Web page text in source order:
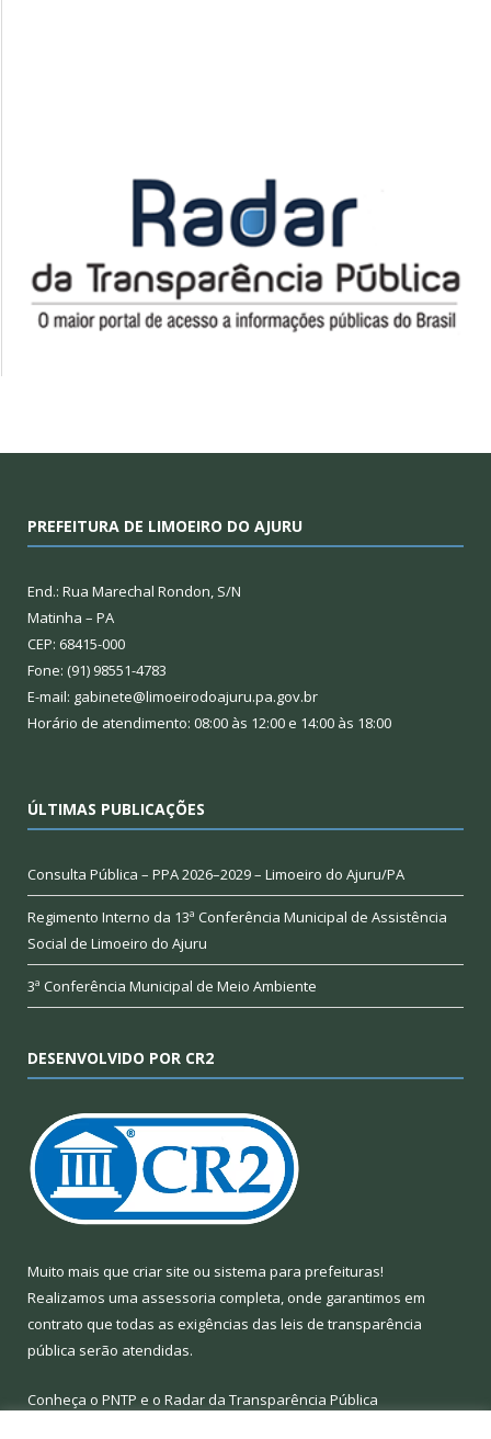
PREFEITURA DE LIMOEIRO DO AJURU
End.: Rua Marechal Rondon, S/N
Matinha – PA
CEP: 68415-000
Fone: (91) 98551-4783
E-mail: gabinete@limoeirodoajuru.pa.gov.br
Horário de atendimento: 08:00 às 12:00 e 14:00 às 18:00
ÚLTIMAS PUBLICAÇÕES
Consulta Pública – PPA 2026–2029 – Limoeiro do Ajuru/PA
Regimento Interno da 13ª Conferência Municipal de Assistência
Social de Limoeiro do Ajuru
3ª Conferência Municipal de Meio Ambiente
DESENVOLVIDO POR CR2
Muito mais que criar site ou sistema para prefeituras!
Realizamos uma assessoria completa, onde garantimos em
contrato que todas as exigências das leis de transparência
pública serão atendidas.
Conheça o PNTP e o Radar da Transparência Pública